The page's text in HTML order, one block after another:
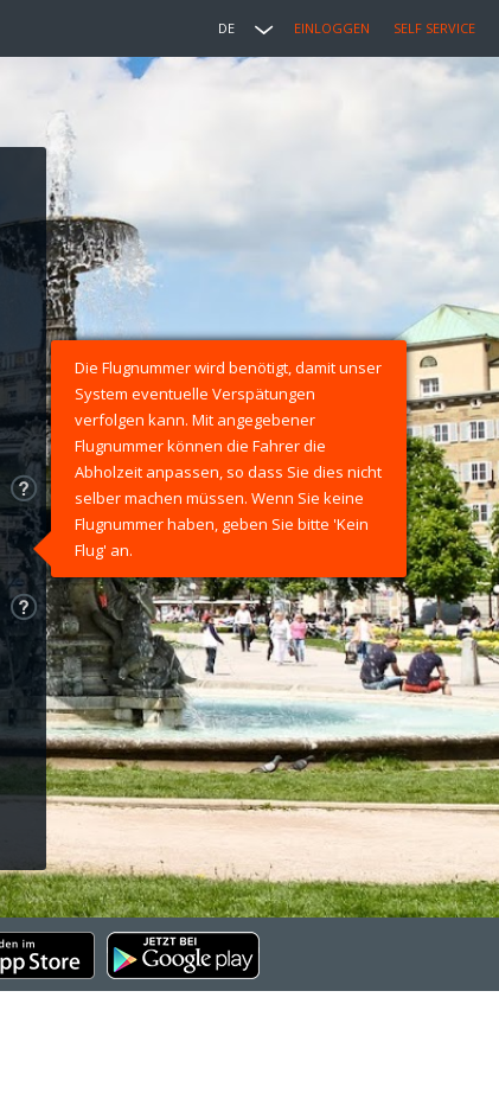
DE EINLOGGEN SELF SERVICE
Die Flugnummer wird benötigt, damit unser
System eventuelle Verspätungen
verfolgen kann. Mit angegebener
Flugnummer können die Fahrer die
Abholzeit anpassen, so dass Sie dies nicht
selber machen müssen. Wenn Sie keine
Flugnummer haben, geben Sie bitte 'Kein
Flug' an.